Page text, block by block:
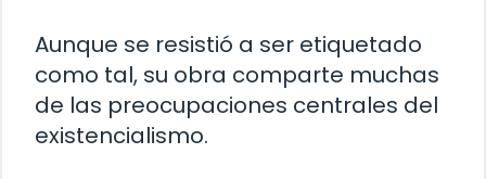
Aunque se resistió a ser etiquetado
como tal, su obra comparte muchas
de las preocupaciones centrales del
existencialismo.